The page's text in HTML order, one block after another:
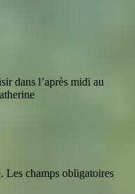
dans l’après midi au
Les champs obligatoires